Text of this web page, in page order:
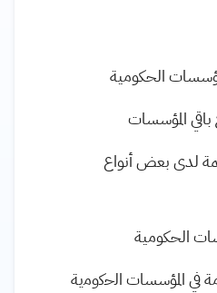
الحكومية
المؤسسات
لدى بعض أنواع
الحكومية
ﻓﻲ المؤسسات اﻟﺣﻛوﻣﻳﺔ